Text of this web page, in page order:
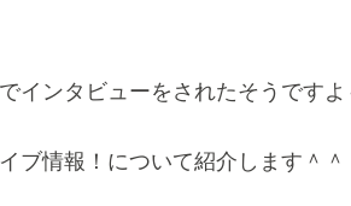
インタビューをされたそうです
ブ情報！について紹介します＾＾